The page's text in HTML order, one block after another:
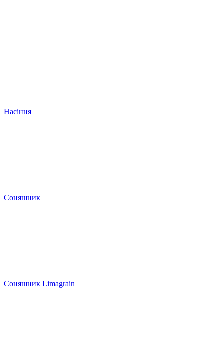
Насіння
Соняшник
Соняшник Limagrain